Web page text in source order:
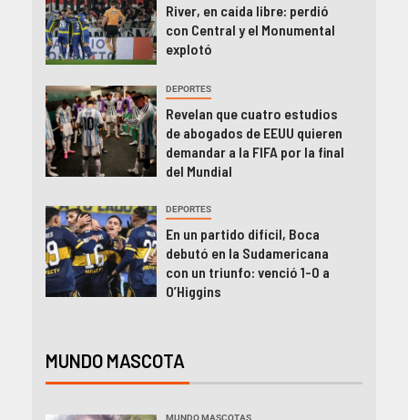
River, en caída libre: perdió
con Central y el Monumental
explotó
DEPORTES
Revelan que cuatro estudios
de abogados de EEUU quieren
demandar a la FIFA por la final
del Mundial
DEPORTES
En un partido difícil, Boca
debutó en la Sudamericana
con un triunfo: venció 1-0 a
O’Higgins
MUNDO MASCOTA
MUNDO MASCOTAS